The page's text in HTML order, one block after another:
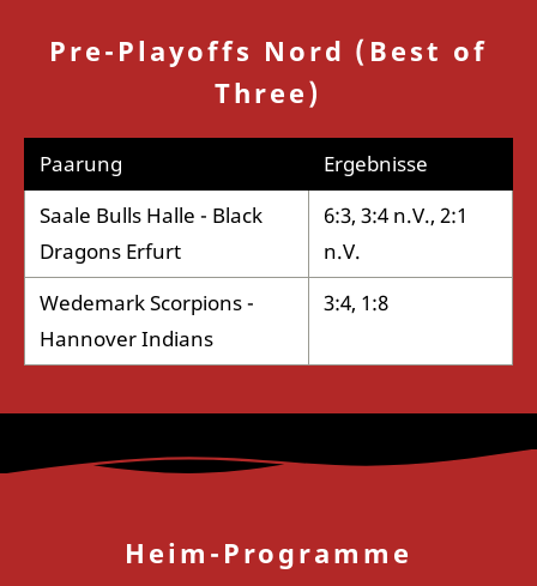
Pre-Playoffs Nord (Best of
Three)
Paarung
Ergebnisse
Saale Bulls Halle - Black
Dragons Erfurt
6:3, 3:4 n.V., 2:1
n.V.
Wedemark Scorpions -
Hannover Indians
3:4, 1:8
Heim-Programme